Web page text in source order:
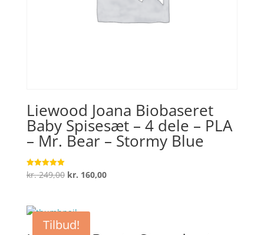
Liewood Joana Biobaseret
Baby Spisesæt – 4 dele – PLA
– Mr. Bear – Stormy Blue
Vurderet
5
kr.249,00 Den
var:
kr. 249,00.
kr. 160,00Den
Tilbud!